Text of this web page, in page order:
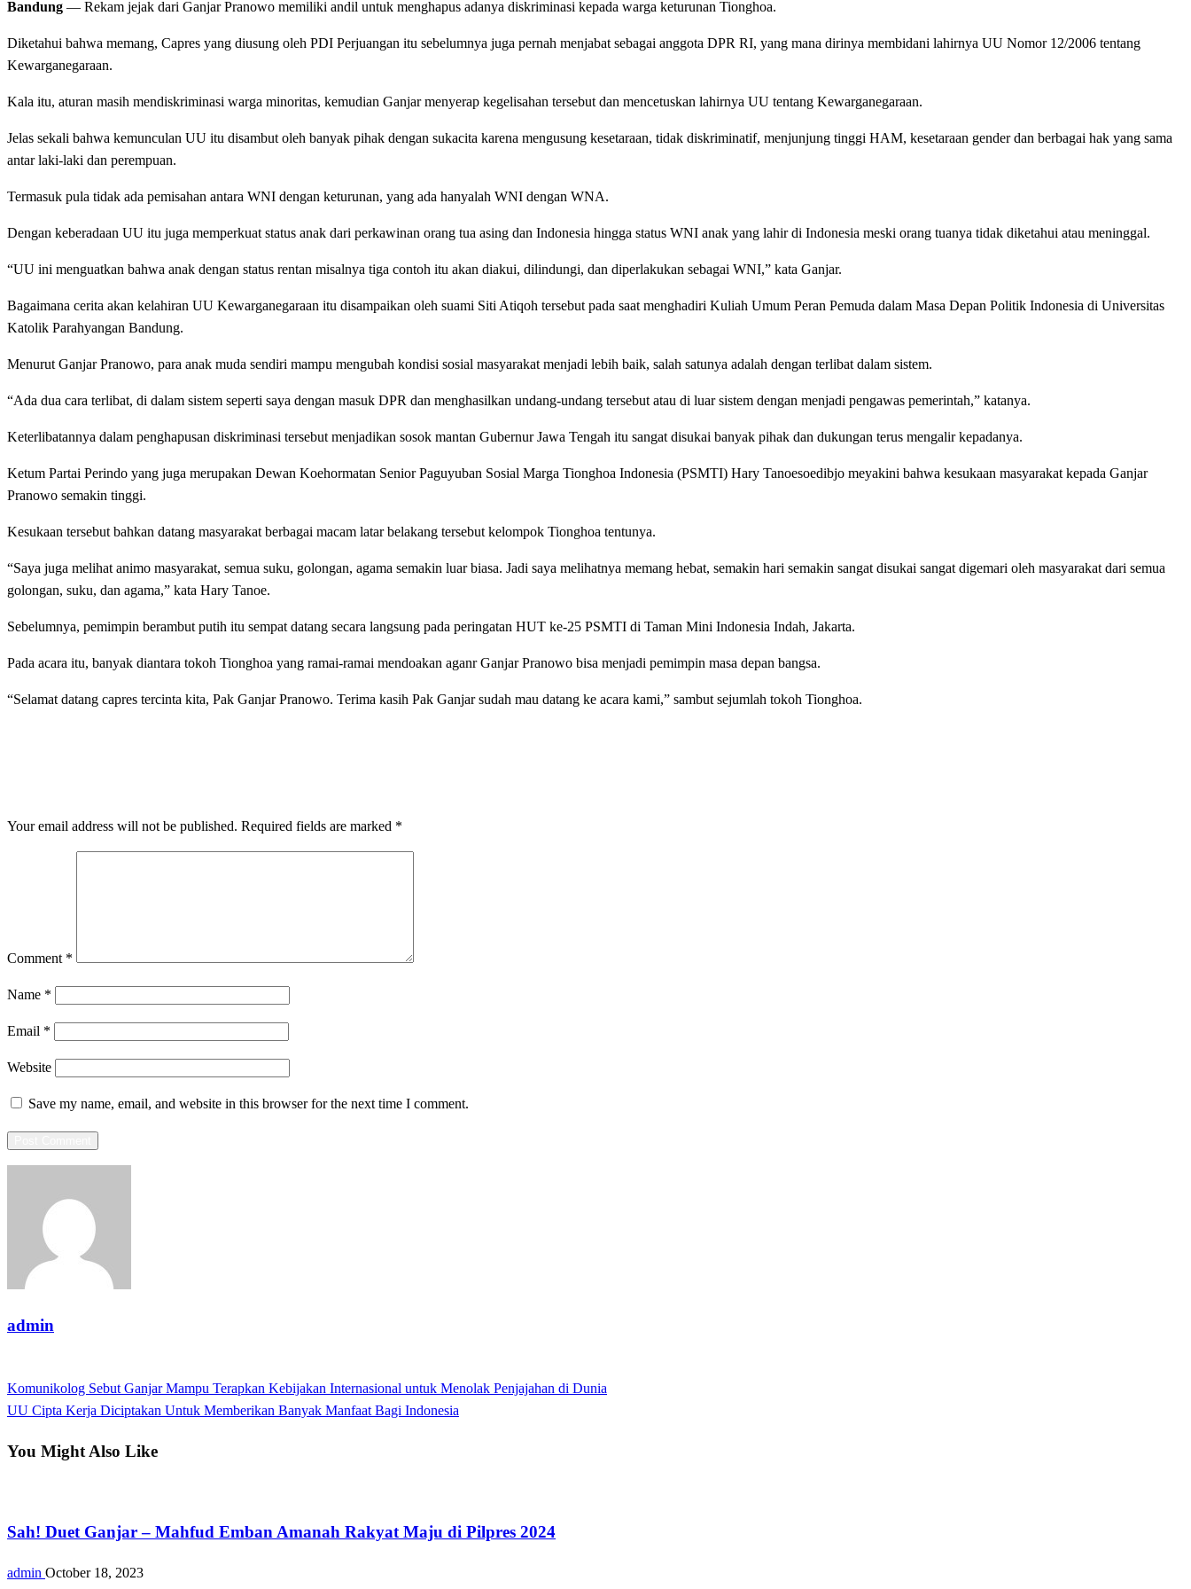
Bandung — Rekam jejak dari Ganjar Pranowo memiliki andil untuk menghapus adanya diskriminasi kepada warga keturunan Tionghoa.
Diketahui bahwa memang, Capres yang diusung oleh PDI Perjuangan itu sebelumnya juga pernah menjabat sebagai anggota DPR RI, yang mana dirinya membidani lahirnya UU Nomor 12/2006 tentang
Kewarganegaraan.
Kala itu, aturan masih mendiskriminasi warga minoritas, kemudian Ganjar menyerap kegelisahan tersebut dan mencetuskan lahirnya UU tentang Kewarganegaraan.
Jelas sekali bahwa kemunculan UU itu disambut oleh banyak pihak dengan sukacita karena mengusung kesetaraan, tidak diskriminatif, menjunjung tinggi HAM, kesetaraan gender dan berbagai hak yang sama
antar laki-laki dan perempuan.
Termasuk pula tidak ada pemisahan antara WNI dengan keturunan, yang ada hanyalah WNI dengan WNA.
Dengan keberadaan UU itu juga memperkuat status anak dari perkawinan orang tua asing dan Indonesia hingga status WNI anak yang lahir di Indonesia meski orang tuanya tidak diketahui atau meninggal.
“UU ini menguatkan bahwa anak dengan status rentan misalnya tiga contoh itu akan diakui, dilindungi, dan diperlakukan sebagai WNI,” kata Ganjar.
Bagaimana cerita akan kelahiran UU Kewarganegaraan itu disampaikan oleh suami Siti Atiqoh tersebut pada saat menghadiri Kuliah Umum Peran Pemuda dalam Masa Depan Politik Indonesia di Universitas
Katolik Parahyangan Bandung.
Menurut Ganjar Pranowo, para anak muda sendiri mampu mengubah kondisi sosial masyarakat menjadi lebih baik, salah satunya adalah dengan terlibat dalam sistem.
“Ada dua cara terlibat, di dalam sistem seperti saya dengan masuk DPR dan menghasilkan undang-undang tersebut atau di luar sistem dengan menjadi pengawas pemerintah,” katanya.
Keterlibatannya dalam penghapusan diskriminasi tersebut menjadikan sosok mantan Gubernur Jawa Tengah itu sangat disukai banyak pihak dan dukungan terus mengalir kepadanya.
Ketum Partai Perindo yang juga merupakan Dewan Koehormatan Senior Paguyuban Sosial Marga Tionghoa Indonesia (PSMTI) Hary Tanoesoedibjo meyakini bahwa kesukaan masyarakat kepada Ganjar
Pranowo semakin tinggi.
Kesukaan tersebut bahkan datang masyarakat berbagai macam latar belakang tersebut kelompok Tionghoa tentunya.
“Saya juga melihat animo masyarakat, semua suku, golongan, agama semakin luar biasa. Jadi saya melihatnya memang hebat, semakin hari semakin sangat disukai sangat digemari oleh masyarakat dari semua
golongan, suku, dan agama,” kata Hary Tanoe.
Sebelumnya, pemimpin berambut putih itu sempat datang secara langsung pada peringatan HUT ke-25 PSMTI di Taman Mini Indonesia Indah, Jakarta.
Pada acara itu, banyak diantara tokoh Tionghoa yang ramai-ramai mendoakan aganr Ganjar Pranowo bisa menjadi pemimpin masa depan bangsa.
“Selamat datang capres tercinta kita, Pak Ganjar Pranowo. Terima kasih Pak Ganjar sudah mau datang ke acara kami,” sambut sejumlah tokoh Tionghoa.
Your email address will not be published. Required fields are marked *
Comment *
Name *
Email *
Website
Save my name, email, and website in this browser for the next time I comment.
admin
Post
Previous
Post
Komunikolog Sebut Ganjar Mampu Terapkan Kebijakan Internasional untuk Menolak Penjajahan di Dunia
Next
UU Cipta Kerja Diciptakan Untuk Memberikan Banyak Manfaat Bagi Indonesia
You Might Also Like
Sah! Duet Ganjar – Mahfud Emban Amanah Rakyat Maju di Pilpres 2024
admin October 18, 2023